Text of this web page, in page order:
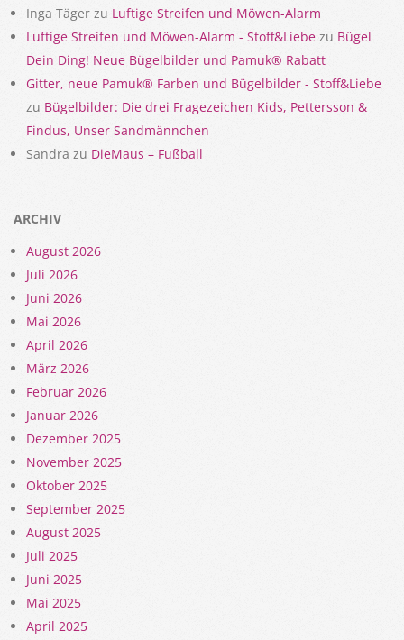
Inga Täger zu Luftige Streifen und Möwen-Alarm
Luftige Streifen und Möwen-Alarm - Stoff&Liebe zu Bügel
Dein Ding! Neue Bügelbilder und Pamuk® Rabatt
Gitter, neue Pamuk® Farben und Bügelbilder - Stoff&Liebe
zu Bügelbilder: Die drei Fragezeichen Kids, Pettersson &
Findus, Unser Sandmännchen
Sandra zu DieMaus – Fußball
ARCHIV
August 2026
Juli 2026
Juni 2026
Mai 2026
April 2026
März 2026
Februar 2026
Januar 2026
Dezember 2025
November 2025
Oktober 2025
September 2025
August 2025
Juli 2025
Juni 2025
Mai 2025
April 2025